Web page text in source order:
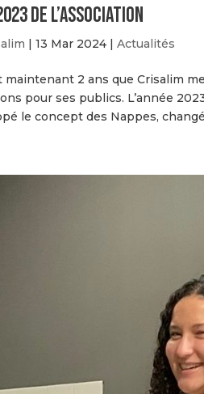
De l’association
|13 Mar 2024 |Actualités
maintenant 2 ans que Crisalim
pour ses publics. L’année
le concept des Nappes,